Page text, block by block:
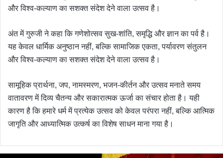
और विश्व-कल्याण का सशक्त संदेश देने वाला उत्सव है।
अंत में गुरुजी ने कहा कि गणेशोत्सव सुख-शांति, समृद्धि और ज्ञान का पर्व है।
यह केवल धार्मिक अनुष्ठान नहीं, बल्कि सामाजिक एकता, पर्यावरण संतुलन
और विश्व-कल्याण का सशक्त संदेश देने वाला उत्सव है।
सामूहिक प्रार्थना, जप, नामस्मरण, भजन-कीर्तन और उत्सव मनाते समय
वातावरण में दिव्य चैतन्य और सकारात्मक ऊर्जा का संचार होता है। यही
कारण है कि हमारे धर्म में प्रत्येक उत्सव को केवल परंपरा नहीं, बल्कि आत्मिक
जागृति और आध्यात्मिक उत्कर्ष का विशेष साधन माना गया है।